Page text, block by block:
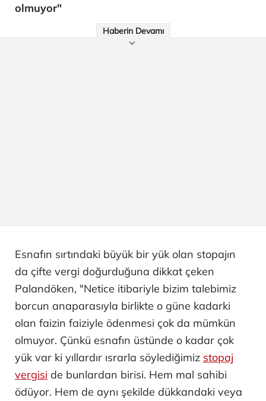
olmuyor"
Haberin Devamı
Esnafın sırtındaki büyük bir yük olan stopajın
da çifte vergi doğurduğuna dikkat çeken
Palandöken, "Netice itibariyle bizim talebimiz
borcun anaparasıyla birlikte o güne kadarki
olan faizin faiziyle ödenmesi çok da mümkün
olmuyor. Çünkü esnafın üstünde o kadar çok
yük var ki yıllardır ısrarla söylediğimiz stopaj
vergisi de bunlardan birisi. Hem mal sahibi
ödüyor. Hem de aynı şekilde dükkandaki veya